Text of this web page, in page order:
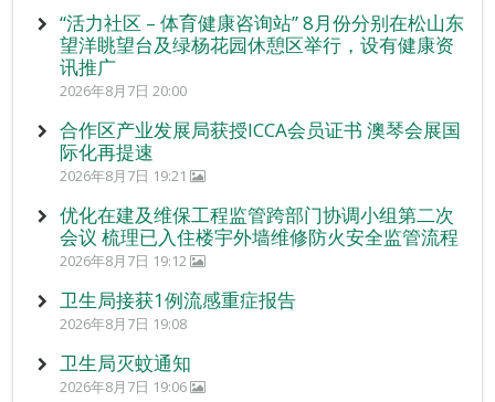
“活力社区 – 体育健康咨询站” 8月份分别在松山东
望洋眺望台及绿杨花园休憩区举行，设有健康资
讯推广
2026年8月7日 20:00
合作区产业发展局获授ICCA会员证书 澳琴会展国
际化再提速
2026年8月7日 19:21
优化在建及维保工程监管跨部门协调小组第二次
会议 梳理已入住楼宇外墙维修防火安全监管流程
2026年8月7日 19:12
卫生局接获1例流感重症报告
2026年8月7日 19:08
卫生局灭蚊通知
2026年8月7日 19:06